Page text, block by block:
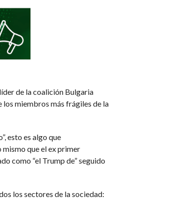
de la coalición Bulgaria
los miembros más frágiles de la
esto es algo que
que el ex primer
como “el Trump de” seguido
los sectores de la sociedad: